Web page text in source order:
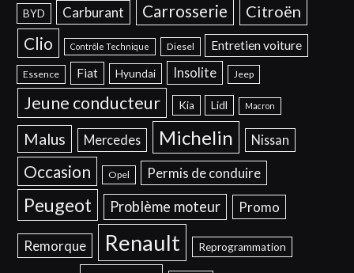
BYD Carburant Carrosserie Citroën
Clio Contrôle Technique Diesel Entretien voiture
Essence Fiat Hyundai Insolite Jeep
Jeune conducteur Kia Lidl Macron
Malus Mercedes Michelin Nissan
Occasion Opel Permis de conduire
Peugeot Problème moteur Promo
Remorque Renault Reprogrammation